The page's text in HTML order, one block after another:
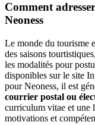
Comment
Neoness
Le monde du tourisme
des saisons
les modalités pour
disponibles sur le site
pour Neoness, il est
courrier postal ou
curriculum vitae et une
motivations et